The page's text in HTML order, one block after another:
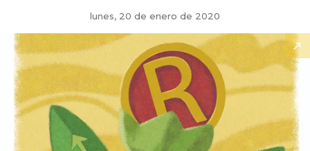
lunes, 20 de enero de 2020